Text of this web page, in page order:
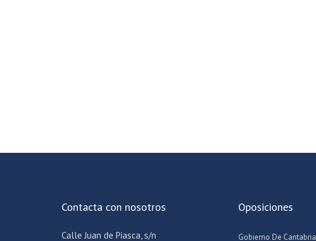
Contacta con nosotros
Calle Juan de Piasca, s/n
Oposiciones
Gobierno De Cantabria